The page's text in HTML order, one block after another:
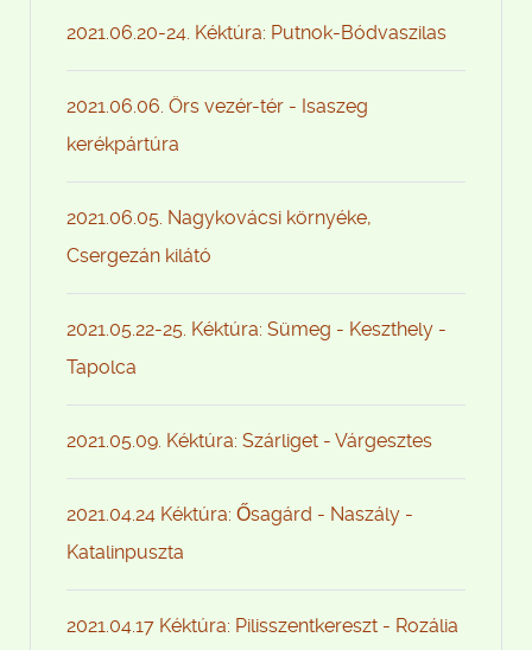
2021.06.20-24. Kéktúra: Putnok-Bódvaszilas
2021.06.06. Örs vezér-tér - Isaszeg
kerékpártúra
2021.06.05. Nagykovácsi környéke,
Csergezán kilátó
2021.05.22-25. Kéktúra: Sümeg - Keszthely -
Tapolca
2021.05.09. Kéktúra: Szárliget - Várgesztes
2021.04.24 Kéktúra: Ősagárd - Naszály -
Katalinpuszta
2021.04.17 Kéktúra: Pilisszentkereszt - Rozália